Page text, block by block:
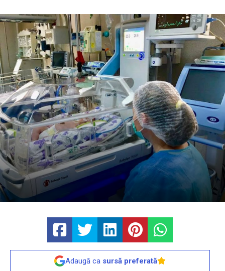
Adaugă ca sursă preferată